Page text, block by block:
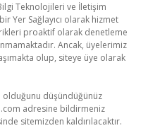
Teknolojileri ve İletişim
Yer Sağlayıcı olarak hizmet
proaktif olarak denetleme
Ancak, üyelerimiz
olup, siteye üye olarak
olduğunu düşündüğünüz
adresine bildirmeniz
sitemizden kaldırılacaktır.